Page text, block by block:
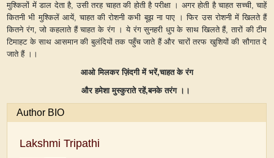
मुश्किलों में डाल देता है, उसी तरह चाहत की होती है परीक्षा। अगर होती है चाहत सच्ची, चाहें
कितनी भी मुश्किलें आयें, चाहत की रोशनी कभी बूझ ना पाए । फिर उस रोशनी में खिलते हैं
कितने रंग, जो कहलाते हैं चाहत के रंग। ये रंग सुनहरी धुप के साथ खिलते हैं, तारों की टीम
टिमाहट के साथ आसमान की बुलंदियों तक पहुँच जाते हैं और चारों तरफ खुशियों की सौगात दे
जाते हैं । ।
आओ मिलकर ज़िंदगी में भरें,चाहत के रंग
और हमेशा मुस्कुराते रहें,बनके तरंग ।।
Author BIO
Lakshmi Tripathi